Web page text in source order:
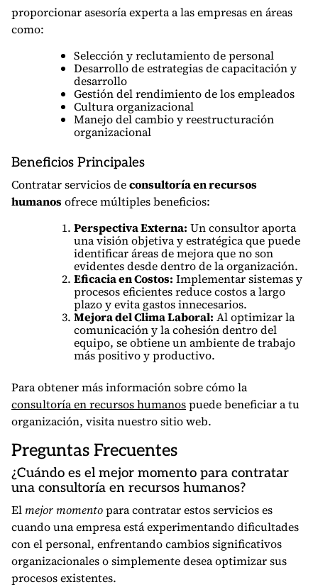
proporcionar asesoría experta a las empresas en áreas
como:
Selección y reclutamiento de personal
Desarrollo de estrategias de capacitación y
desarrollo
Gestión del rendimiento de los empleados
Cultura organizacional
Manejo del cambio y reestructuración
organizacional
Beneficios Principales
Contratar servicios deconsultoría en recursos
humanosofrece múltiples beneficios:
Perspectiva Externa: Un consultor aporta
una visión objetiva y estratégica que puede
identificar áreas de mejora que no son
evidentes desde dentro de la organización.
Eficacia en Costos: Implementar sistemas y
procesos eficientes reduce costos a largo
plazo y evita gastos innecesarios.
Mejora del Clima Laboral: Al optimizar la
comunicación y la cohesión dentro del
equipo, se obtiene un ambiente de trabajo
más positivo y productivo.
Para obtener más información sobre cómo la
consultoría en recursos humanospuede beneficiar a tu
organización, visita nuestro sitio web.
Preguntas Frecuentes
¿Cuándo es el mejor momento para contratar
una consultoría en recursos humanos?
El mejor momentopara contratar estos servicios es
cuando una empresa está experimentando dificultades
con el personal, enfrentando cambios significativos
organizacionales o simplemente desea optimizar sus
procesos existentes.